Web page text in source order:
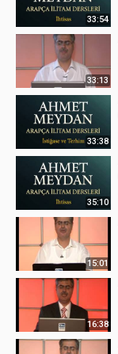
33:54
33:13
33:38
35:10
15:01
16:38